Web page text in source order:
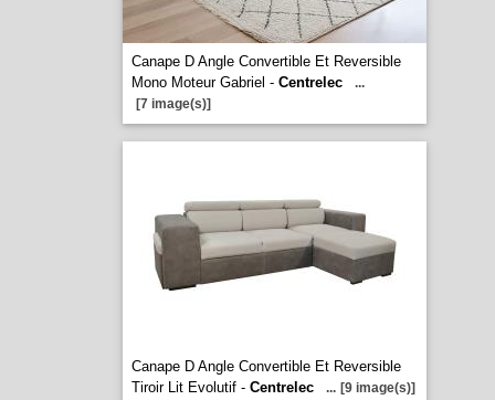
Canape D Angle Convertible Et Reversible
Mono Moteur Gabriel - Centrelec
...
[7 image(s)]
Canape D Angle Convertible Et Reversible
Tiroir Lit Evolutif - Centrelec ... [9 image(s)]